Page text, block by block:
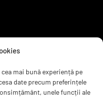
mai bună experiență pe
date precum preferințele
unele funcții ale